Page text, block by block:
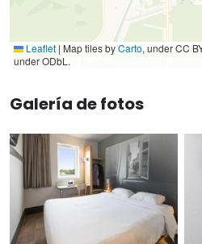
Leaflet | Map tiles byCarto, under CC
under ODbL.
Galería de fotos